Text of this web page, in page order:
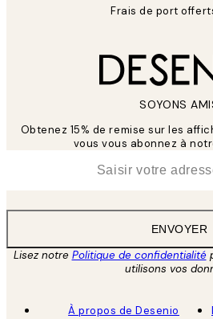
Frais de port
SOYONS
Obtenez 15% de remise sur les
vous vous abonnez à
ENVOYER
Lisez notre Politique de confidentialité
utilisons vos
À propos de Desenio